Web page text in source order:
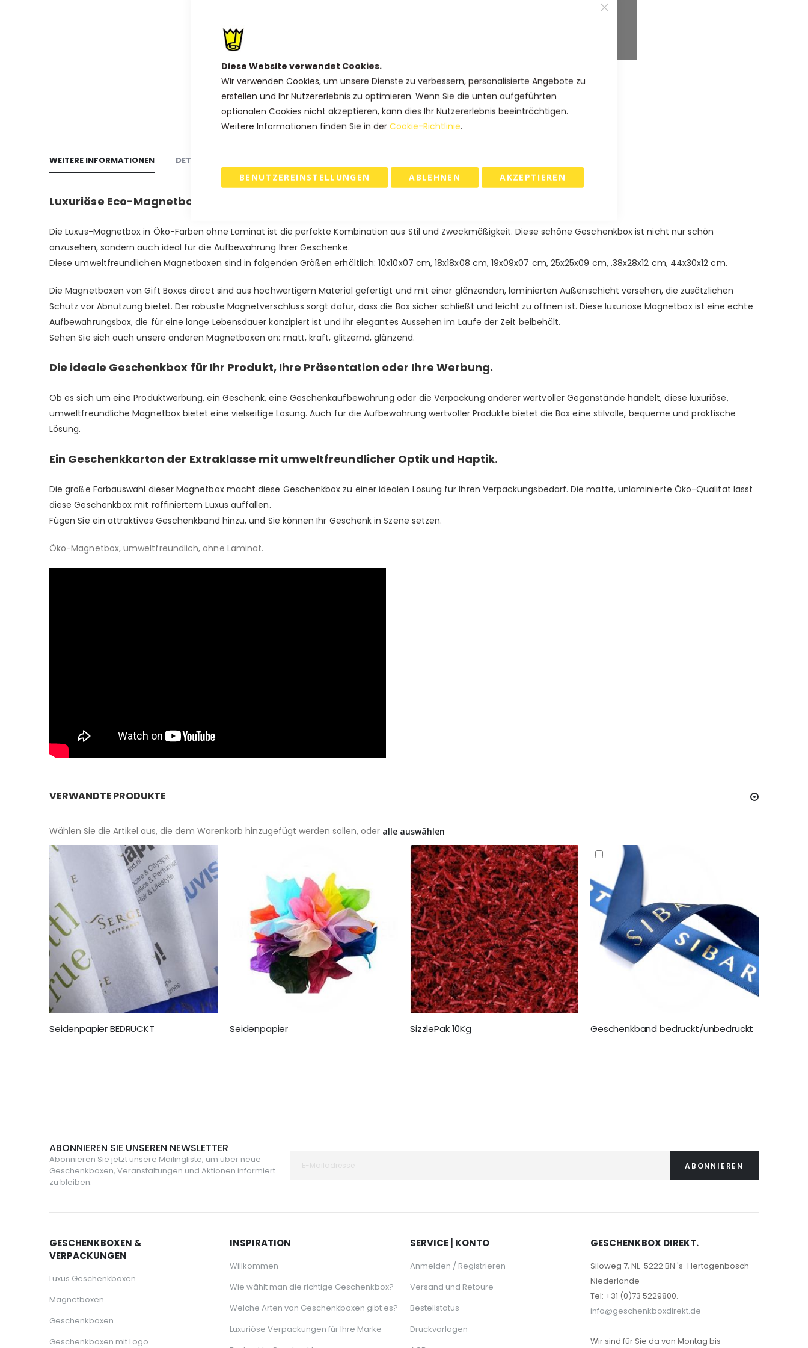
Diese Website verwendet Cookies.
Wir verwenden Cookies, um unsere Dienste zu verbessern, personalisierte Angebote zu
erstellen und Ihr Nutzererlebnis zu optimieren. Wenn Sie die unten aufgeführten
optionalen Cookies nicht akzeptieren, kann dies Ihr Nutzererlebnis beeinträchtigen.
Weitere Informationen finden Sie in der Cookie-Richtlinie.
AKZEPTIEREN
BENUTZEREINSTELLUNGEN ABLEHNEN
IN DEN WARENKORB
WEITERE INFORMATIONEN
Luxuriöse Eco-Magnetbox in Weiß, Schwarz, Rot, Blau, Braun und Grau.
Die Luxus-Magnetbox in Öko-Farben ohne Laminat ist die perfekte Kombination aus Stil und Zweckmäßigkeit. Diese schöne Geschenkbox ist nicht nur schön
anzusehen, sondern auch ideal für die Aufbewahrung Ihrer Geschenke.
Diese umweltfreundlichen Magnetboxen sind in folgenden Größen erhältlich: 10x10x07 cm, 18x18x08 cm, 19x09x07 cm, 25x25x09 cm, .38x28x12 cm, 44x30x12 cm.
Die Magnetboxen von Gift Boxes direct sind aus hochwertigem Material gefertigt und mit einer glänzenden, laminierten Außenschicht versehen, die zusätzlichen
Schutz vor Abnutzung bietet. Der robuste Magnetverschluss sorgt dafür, dass die Box sicher schließt und leicht zu öffnen ist. Diese luxuriöse Magnetbox ist eine echte
Aufbewahrungsbox, die für eine lange Lebensdauer konzipiert ist und ihr elegantes Aussehen im Laufe der Zeit beibehält.
Sehen Sie sich auch unsere anderen Magnetboxen an: matt, kraft, glitzernd,glänzend.
Die ideale Geschenkbox für Ihr Produkt, Ihre Präsentation oder Ihre Werbung.
Ob es sich um eine Produktwerbung, ein Geschenk, eine Geschenkaufbewahrung oder die Verpackung anderer wertvoller Gegenstände handelt, diese luxuriöse,
umweltfreundliche Magnetbox bietet eine vielseitige Lösung. Auch für die Aufbewahrung wertvoller Produkte bietet die Box eine stilvolle, bequeme und praktische
Lösung.
Ein Geschenkkarton der Extraklasse mit umweltfreundlicher Optik und Haptik.
Die große Farbauswahl dieser Magnetbox macht diese Geschenkbox zu einer idealen Lösung für Ihren Verpackungsbedarf. Die matte, unlaminierte Öko-Qualität lässt
diese Geschenkbox mit raffiniertem Luxus auffallen.
Fügen Sie ein attraktives Geschenkband hinzu, und Sie können Ihr Geschenk in Szene setzen.
Öko-Magnetbox, umweltfreundlich, ohne Laminat.
DETAILS
VERWANDTE PRODUKTE
Wählen Sie die Artikel aus, die dem Warenkorb hinzugefügt werden sollen, oder alle auswählen
Seidenpapier BEDRUCKT Seidenpapier SizzlePak 10Kg Geschenkband bedruckt/unbedruckt
ABONNIEREN SIE UNSEREN NEWSLETTER
Abonnieren Sie jetzt unsere Mailingliste, um über neue
Geschenkboxen, Veranstaltungen und Aktionen informiert
zu bleiben.
ABONNIEREN
GESCHENKBOXEN &
VERPACKUNGEN
Luxus Geschenkboxen
Magnetboxen
Geschenkboxen
Geschenkboxen mit Logo
INSPIRATION
Willkommen
Wie wählt man die richtige Geschenkbox?
Welche Arten von Geschenkboxen gibt es?
Luxuriöse Verpackungen für Ihre Marke
SERVICE | KONTO
Anmelden / Registrieren
Versand und Retoure
Bestellstatus
Druckvorlagen
GESCHENKBOX DIREKT.
Siloweg 7, NL-5222 BN 's-Hertogenbosch
Niederlande
Tel: +31 (0)73 5229800.
info@geschenkboxdirekt.de
Wir sind für Sie da von Montag bis